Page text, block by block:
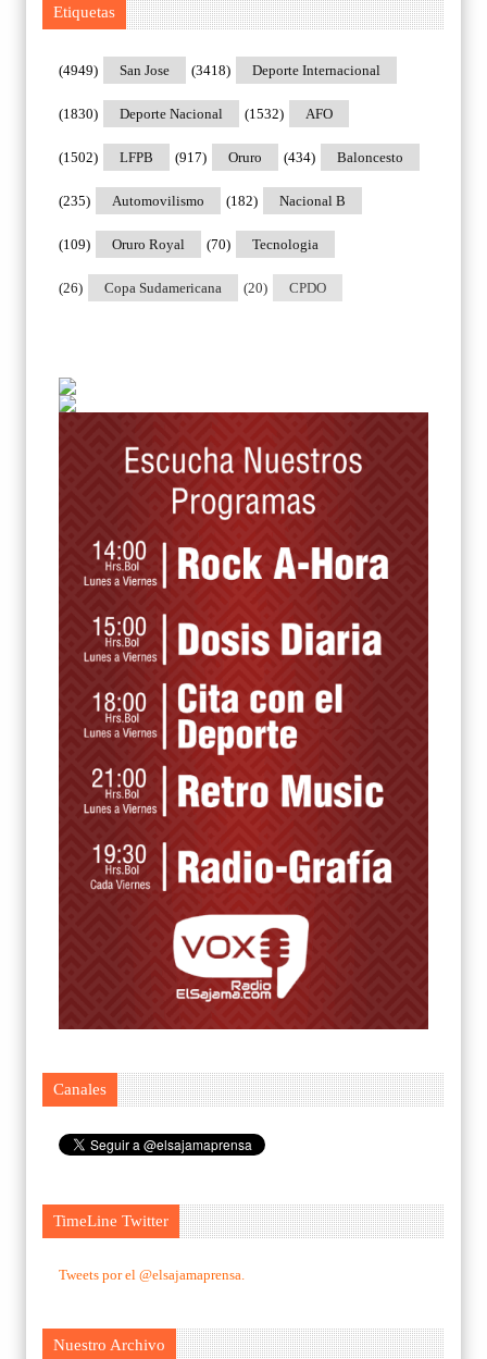
Etiquetas
San Jose
(4949) Deporte Internacional
(3418)
Deporte Nacional
(1830) AFO
(1532)
LFPB
(1502) Oruro
(917) Baloncesto
(434)
Automovilismo
(235) Nacional B
(182)
Oruro Royal
(109) Tecnologia
(70)
Copa Sudamericana
(26) CPDO
(20)
Canales
TimeLine Twitter
Tweets por el @elsajamaprensa.
Nuestro Archivo